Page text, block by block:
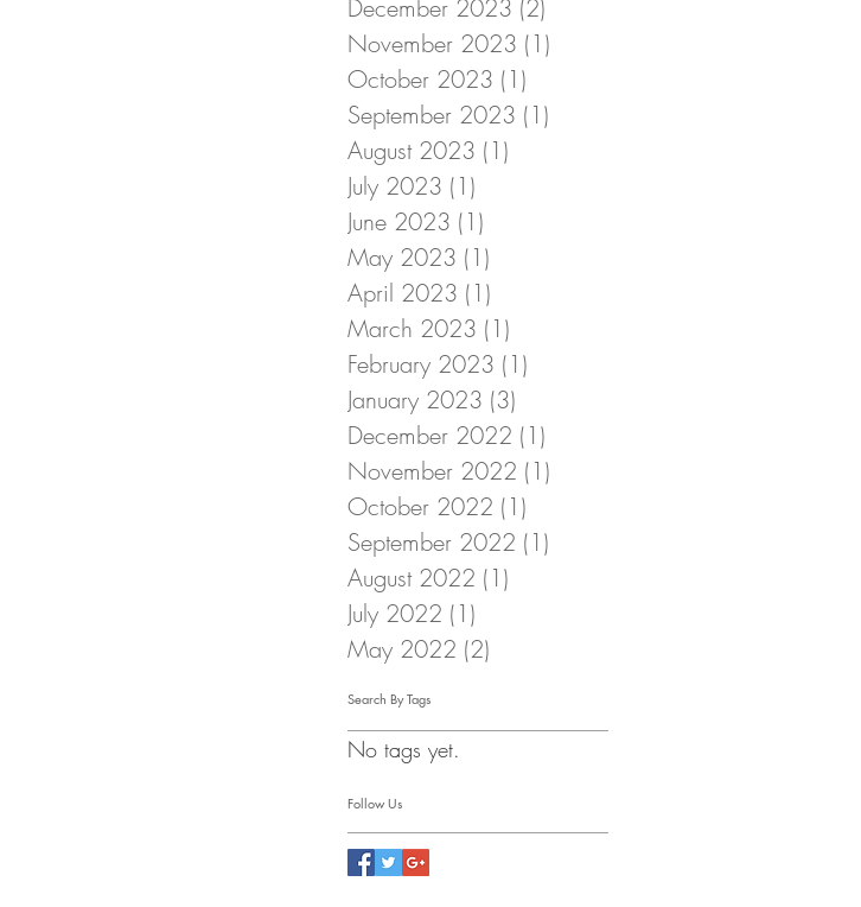
December 2023 (2)
November 2023 (1)
October 2023 (1)
September 2023 (1)
August 2023 (1)
July 2023 (1)
June 2023 (1)
May 2023 (1)
April 2023 (1)
March 2023 (1)
February 2023 (1)
January 2023 (3)
December 2022 (1)
November 2022 (1)
October 2022 (1)
September 2022 (1)
August 2022 (1)
July 2022 (1)
May 2022 (2)
Search By Tags
No tags yet.
Follow Us